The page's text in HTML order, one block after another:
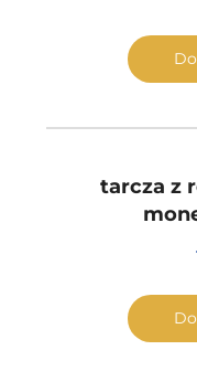
tarcza z